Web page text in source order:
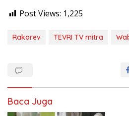
Post Views: 1,225
Rakorev TEVRI TV mitra
Baca Juga